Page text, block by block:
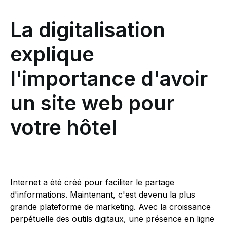
La digitalisation
explique
l'importance d'avoir
un site web pour
votre hôtel
Internet a été créé pour faciliter le partage
d'informations. Maintenant, c'est devenu la plus
grande plateforme de marketing. Avec la croissance
perpétuelle des outils digitaux, une présence en ligne